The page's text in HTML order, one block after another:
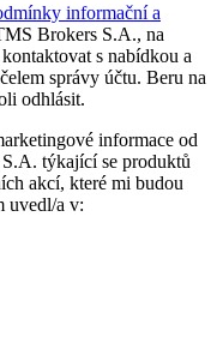
informační a
Brokers S.A., na
s nabídkou a
správy účtu. Beru na
odhlásit.
informace od
týkající se produktů
akcí, které mi budou
uvedl/a v: